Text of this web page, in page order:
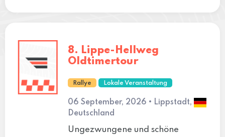
8. Lippe-Hellweg
Oldtimertour
Rallye Lokale Veranstaltung
06 September, 2026 • Lippstadt,
Deutschland
Ungezwungene und schöne